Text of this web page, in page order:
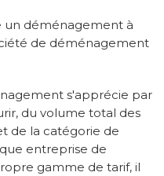
un déménagement à
de déménagement
s'apprécie par
du volume total des
de la catégorie de
entreprise de
gamme de tarif, il